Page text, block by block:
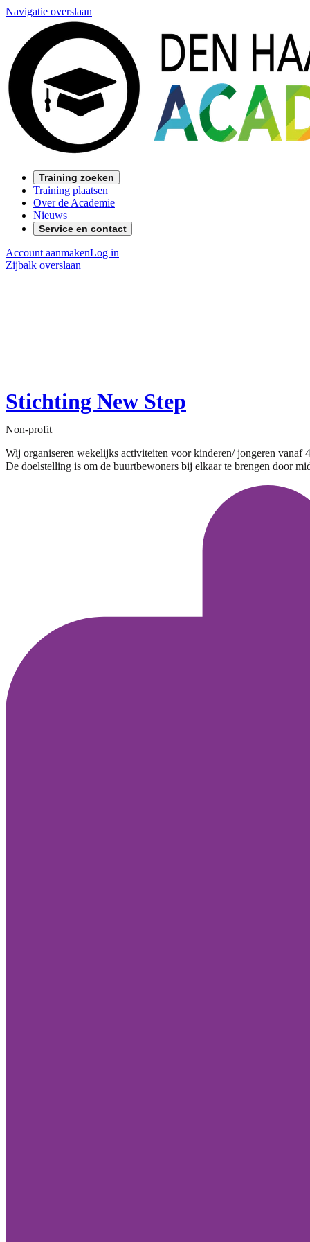
Navigatie overslaan
Training zoeken
Training plaatsen
Over de Academie
Nieuws
Service en contact
Account aanmakenLog in
Zijbalk overslaan
Stichting New Step
Non-profit
Wij organiseren wekelijks activiteiten voor kinderen/ jongeren vanaf
De doelstelling is om de buurtbewoners bij elkaar te brengen door